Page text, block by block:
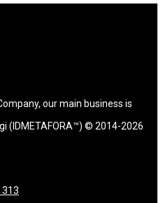
our main business is
(IDMETAFORA™) © 2014-2026
313